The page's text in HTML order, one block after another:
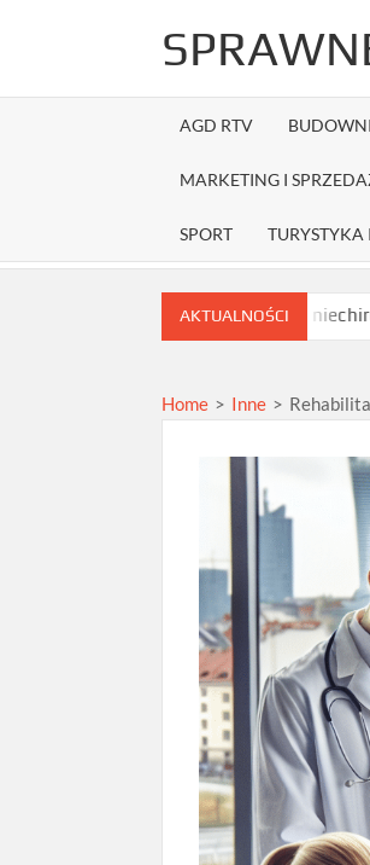
AGD RTV
MARKETING I
SPORT TURYSTYKA
AKTUALNOŚCI
Jakie niechirurgiczne zabiegi
Home > Inne >